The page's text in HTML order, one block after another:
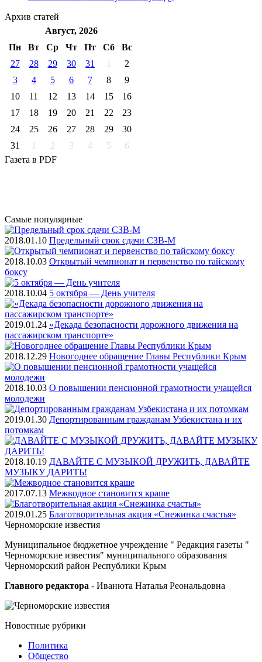
Архив статей
Август, 2026
Пн
Вт Ср Чт Пт Cб
Вс
27
28 29 30 31 1
2
3
4 5 6 7 8
9
10
11 12 13 14 15
16
17
18 19 20 21 22
23
24
25 26 27 28 29
30
31
1 2 3 4 5
6
Газета в PDF
Самые популярные
2018.01.10 Предельный срок сдачи СЗВ-М
2018.10.03 Открытый чемпионат и первенство по тайскому
боксу
2018.10.04 5 октября — День учителя
2019.01.24 «Декада безопасности дорожного движения на
пассажирском транспорте»
2018.12.29 Новогоднее обращение Главы Республики Крым
2018.10.03 О повышении пенсионной грамотности учащейся
молодежи
2019.01.30 Депортированным гражданам Узбекистана и их
потомкам
2018.10.19 ДАВАЙТЕ С МУЗЫКОЙ ДРУЖИТЬ, ДАВАЙТЕ
МУЗЫКУ ДАРИТЬ!
2017.07.13 Межводное становится краше
2019.01.25 Благотворительная акция «Снежинка счастья»
Черноморские известия
Муниципальное бюджетное учреждение " Редакция газеты "
Черноморские известия" муниципального образования
Черноморский район Республики Крым
Главного редактора - Иванюта Наталья Реональдовна
Новостные рубрики
Политика
Общество